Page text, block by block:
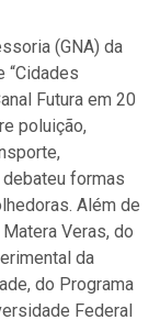
(GNA) da
“Cidades
Futura em 20
poluição,
debateu formas
Além de
Veras, do
da
do Programa
Federal